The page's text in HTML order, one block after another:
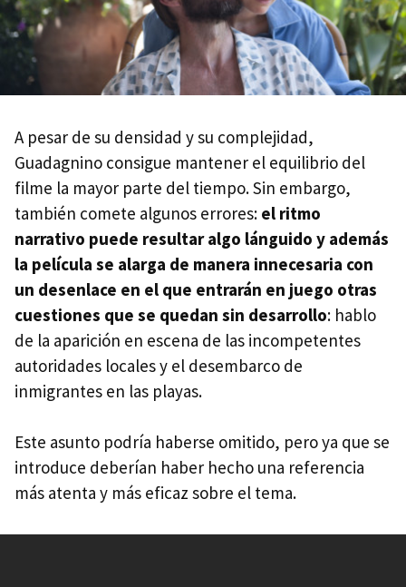
A pesar de su densidad y su complejidad,
Guadagnino consigue mantener el equilibrio del
filme la mayor parte del tiempo. Sin embargo,
también comete algunos errores: el ritmo
narrativo puede resultar algo lánguido y además
la película se alarga de manera innecesaria con
un desenlace en el que entrarán en juego otras
cuestiones que se quedan sin desarrollo: hablo
de la aparición en escena de las incompetentes
autoridades locales y el desembarco de
inmigrantes en las playas.
Este asunto podría haberse omitido, pero ya que se
introduce deberían haber hecho una referencia
más atenta y más eficaz sobre el tema.